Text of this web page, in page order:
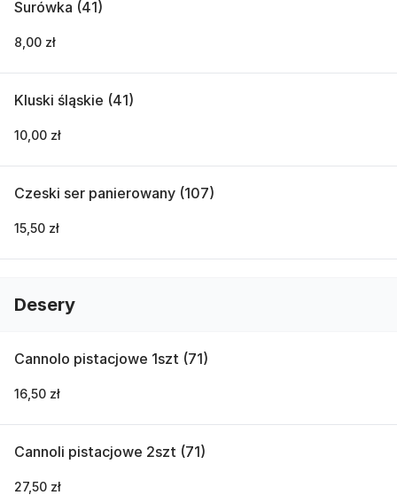
Surówka (41)
8,00 zł
Kluski śląskie (41)
10,00 zł
Czeski ser panierowany (107)
15,50 zł
Desery
Cannolo pistacjowe 1szt (71)
16,50 zł
Cannoli pistacjowe 2szt (71)
27,50 zł